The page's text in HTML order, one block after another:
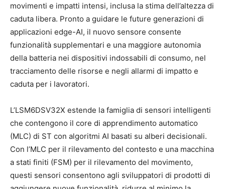
movimenti e impatti intensi, inclusa la stima dell’altezza di
caduta libera. Pronto a guidare le future generazioni di
applicazioni edge-AI, il nuovo sensore consente
funzionalità supplementari e una maggiore autonomia
della batteria nei dispositivi indossabili di consumo, nel
tracciamento delle risorse e negli allarmi di impatto e
caduta per i lavoratori.
L’LSM6DSV32X estende la famiglia di sensori intelligenti
che contengono il core di apprendimento automatico
(MLC) di ST con algoritmi AI basati su alberi decisionali.
Con l’MLC per il rilevamento del contesto e una macchina
a stati finiti (FSM) per il rilevamento del movimento,
questi sensori consentono agli sviluppatori di prodotti di